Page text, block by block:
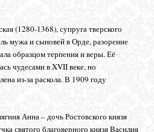
(1280-1368), супруга тверского
мужа и сыновей в Орде, разорение
образцом терпения и веры. Её
чудесами в XVII веке, но
из-за раскола. В 1909 году
Анна – дочь Ростовского князя
святого благоверного князя Василия